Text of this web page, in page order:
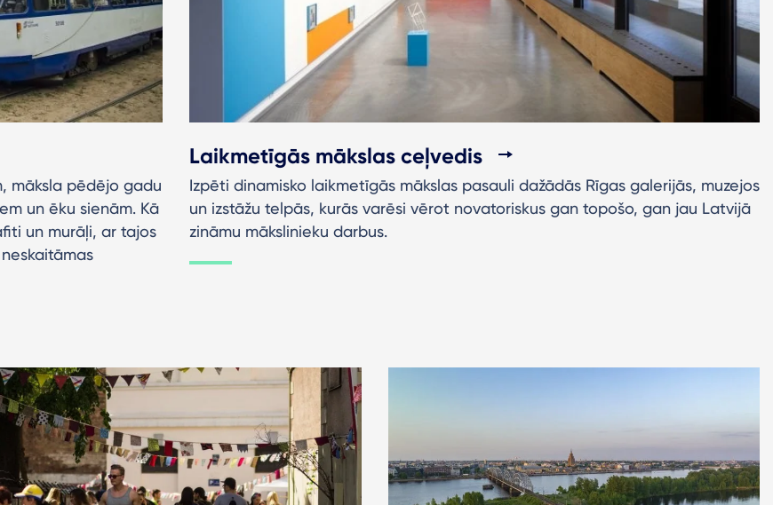
māksla pēdējo gadu
un ēku sienām. Kā
un murāļi, ar tajos
Laikmetīgās mākslas ceļvedis
Izpēti dinamisko laikmetīgās mākslas pasauli dažādās Rīgas galerijās, muzejos
un izstāžu telpās, kurās varēsi vērot novatoriskus gan topošo, gan jau Latvijā
zināmu mākslinieku darbus.